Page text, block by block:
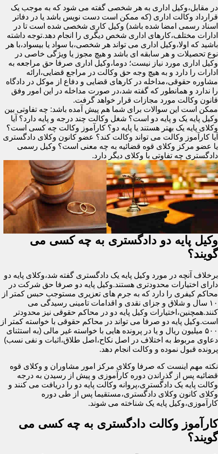
در مقابل،وکیل اداری به هر شخصی گفته می شود که به موجب یک
قرارداد وکالت اداری (که ممکن است دست نویس باشد یا در دفاتر
اسناد رسمی امضا شده باشد) وکیل کاری شخصی شده است تا در
ادارات مختلف،کارهای اداری شخص دیگری را انجام دهد.توجه داشته
باشید که اولا،وکیل اداری می تواند هر شخصی،با سواد یا بیسواد،با هر
نوع تحصیلات و هر سابقه ای باشد و هیچ مجوز یا ویژگی خاصی در
وکیل اداری مورد نیاز نیست؛ دوما،وکیل اداری صرفا حق مراجعه به
ادارات را دارد و به هیچ وجه حق وکالت در مراجع قضایی،ارائه
مشاوره حقوقی،مداخله در کارهای قضایی و دفاع از موکل در دادگاه
را ندارد و همانطور که گفته شد،در صورت مداخله در این امور وفق
قانون وکالت مورد مجازات قرار خواهد گرفت.
ممکن است این سوالات برای شما هم پیش آمده باشد: چه تفاوتی بین
وکیل پایه یک و پایه دو است؟ شغل وکالت چند درجه و پایه دارد؟ آیا
وکلای پایه یک بهتر هستند یا پایه دو؟ کارآموز وکالت چه کسی است؟
آیا کارآموز وکالت می تواند وکالت کند؟ عضو کانون وکلای دادگستری
یا عضو مرکز وکلای قوه قضائیه به چه معنی است؟ وکیل رسمی
دادگستری چه تفاوتی با وکلای دیگر دارد.
وکیل پایه دو دادگستری به چه کسی می
گویند؟
برخلاف آنچه در مورد وکیل پایه یک دادگستری گفته شد،وکلای پایه دو
دارای اختیارات محدودتری هستند.وکیل پایه دو صرفا حق شرکت در
محاکم کیفری را دارد که به جرم های تعزیری مستوجب حبس کمتر از
۱۰ سال و شلاق و جزای نقدی و اقدامات تامینی رسیدگی می
کنند.همچنین،اختیارات وکیل پایه دو در محاکم حقوقی نیز محدودتر
است.وکیل پایه دو صرفا می تواند در محاکم حقوقی با خواسته کمتر از
۵۰۰ میلیون ریال و یا در پرونده هایی با خواسته غیر مالی (به استثنای
دعاوی مربوط به اختلاف در اصل نکاح،اصل طلاق،اثبات و نفی نسب)
پرونده قبول نموده و وکالت انجام دهد.
نکته مهم اینست که صرفا وکلای مرکز امور مشاوران و وکلای قوه
قضائیه پس از گذراندن دوره کارآموزی و پیش از رسیدن به درجه
وکالت پایه یک دادگستری،پروانه وکالت پایه دو را دریافت می کنند و
وکلای کانون وکلای دادگستری،مستقیما پس از طی دوره
کارآموزی،وکیل پایه یک شناخته می شوند.
کارآموز وکالت دادگستری به چه کسی می
گویند؟